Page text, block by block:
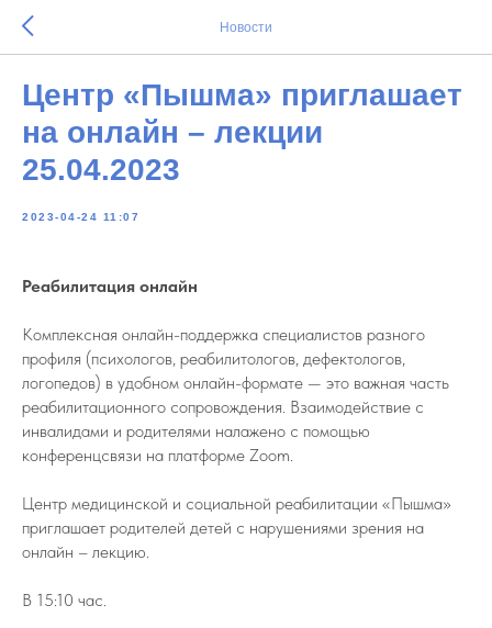
Новости
Центр «Пышма» приглашает
на онлайн – лекции
25.04.2023
2023-04-24 11:07
Реабилитация онлайн
Комплексная онлайн-поддержка специалистов разного
профиля (психологов, реабилитологов, дефектологов,
логопедов) в удобном онлайн-формате — это важная часть
реабилитационного сопровождения. Взаимодействие с
инвалидами и родителями налажено с помощью
конференцсвязи на платформе Zoom.
Центр медицинской и социальной реабилитации «Пышма»
приглашает родителей детей с нарушениями зрения на
онлайн – лекцию.
В 15:10 час.